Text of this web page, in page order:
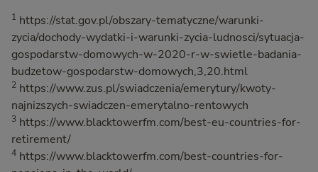
1 https://stat.gov.pl/obszary-tematyczne/warunki-
zycia/dochody-wydatki-i-warunki-zycia-ludnosci/sytuacja-
gospodarstw-domowych-w-2020-r-w-swietle-badania-
budzetow-gospodarstw-domowych,3,20.html
2 https://www.zus.pl/swiadczenia/emerytury/kwoty-
najnizszych-swiadczen-emerytalno-rentowych
3 https://www.blacktowerfm.com/best-eu-countries-for-
retirement/
4 https://www.blacktowerfm.com/best-countries-for-